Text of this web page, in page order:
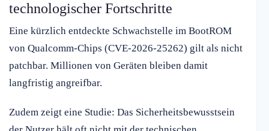
technologischer Fortschritte
Eine kürzlich entdeckte Schwachstelle im BootROM
von Qualcomm-Chips (CVE-2026-25262) gilt als nicht
patchbar. Millionen von Geräten bleiben damit
langfristig angreifbar.
Zudem zeigt eine Studie: Das Sicherheitsbewusstsein